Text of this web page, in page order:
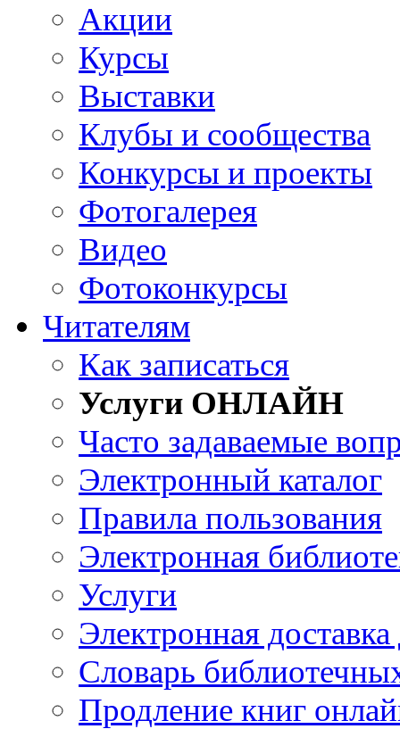
Акции
Курсы
Выставки
Клубы и сообщества
Конкурсы и проекты
Фотогалерея
Видео
Фотоконкурсы
Читателям
Как записаться
Услуги ОНЛАЙН
Часто задаваемые
Электронный каталог
Правила пользования
Электронная
Услуги
Электронная
Словарь
Продление книг